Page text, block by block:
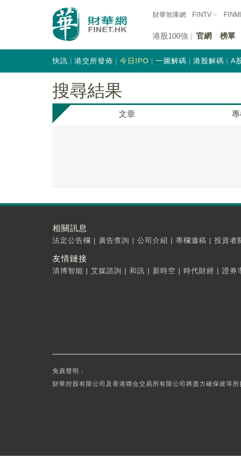
財華智庫網 FINTV
港股100強 官網 榜單
快訊 港交所發佈 今日IPO 一圖解碼 港股解碼 A
搜尋結果
文章
相關訊息
法定公告欄 | 廣告查詢 | 公司介紹 | 專欄邀稿 | 投資者
友情鏈接
清博智能 | 艾媒諮詢 | 和訊 | 新時空 | 時代財經 | 證券
免責聲明：
財華控股有限公司及香港聯合交易所有限公司將盡力確保彼等